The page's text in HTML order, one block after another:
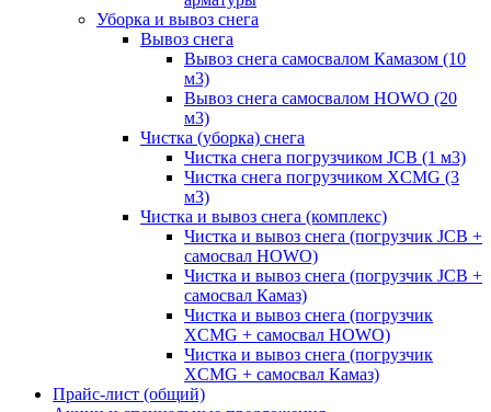
Уборка и вывоз снега
Вывоз снега
Вывоз снега самосвалом Камазом (10
м3)
Вывоз снега самосвалом HOWO (20
м3)
Чистка (уборка) снега
Чистка снега погрузчиком JCB (1 м3)
Чистка снега погрузчиком XCMG (3
м3)
Чистка и вывоз снега (комплекс)
Чистка и вывоз снега (погрузчик JCB +
самосвал HOWO)
Чистка и вывоз снега (погрузчик JCB +
самосвал Камаз)
Чистка и вывоз снега (погрузчик
XCMG + самосвал HOWO)
Чистка и вывоз снега (погрузчик
XCMG + самосвал Камаз)
Прайс-лист (общий)